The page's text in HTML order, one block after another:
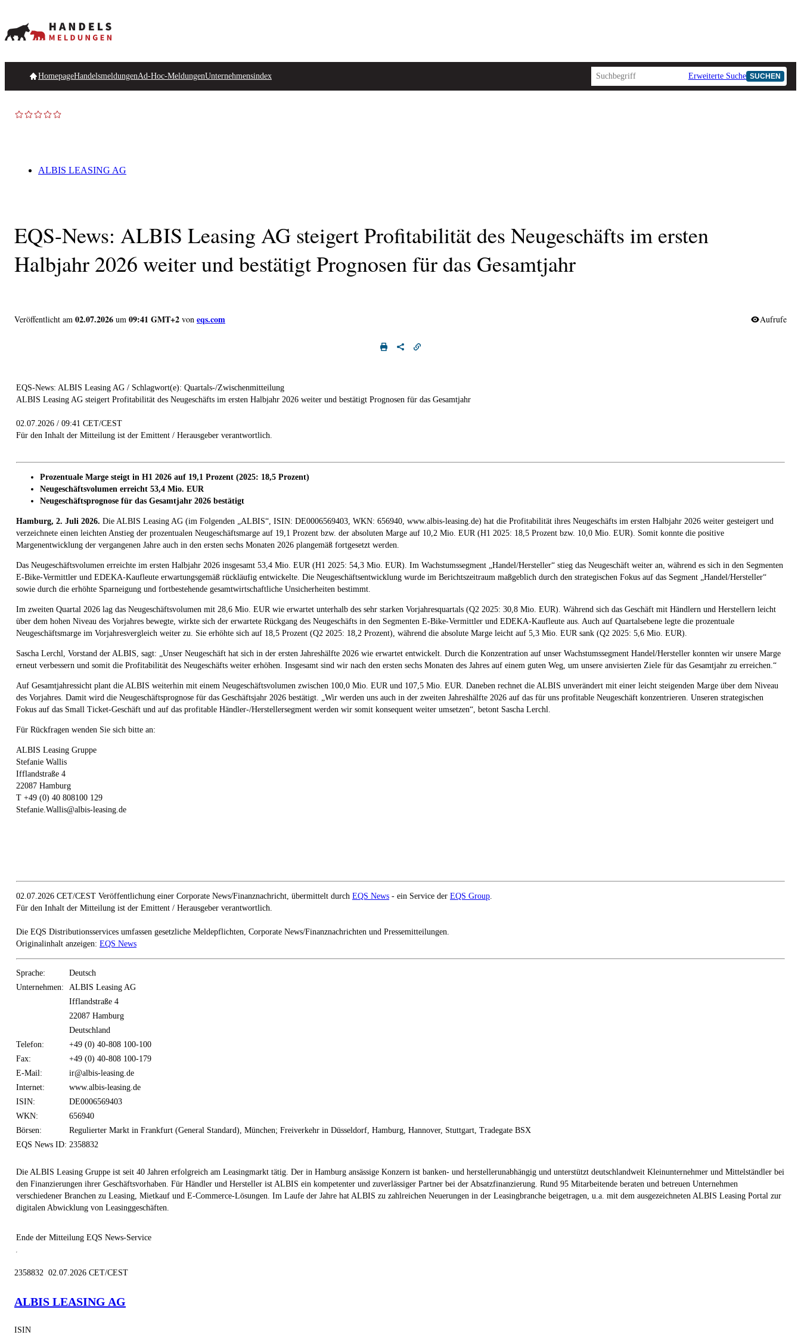
HomepageHandelsmeldungenAd-Hoc-MeldungenUnternehmensindex Erweiterte Suche SUCHEN
ALBIS LEASING AG
EQS-News: ALBIS Leasing AG steigert Profitabilität des Neugeschäfts im ersten
Halbjahr 2026 weiter und bestätigt Prognosen für das Gesamtjahr
Veröffentlicht am 02.07.2026 um 09:41 GMT+2 von eqs.com Aufrufe
EQS-News: ALBIS Leasing AG / Schlagwort(e): Quartals-/Zwischenmitteilung
ALBIS Leasing AG steigert Profitabilität des Neugeschäfts im ersten Halbjahr 2026 weiter und bestätigt Prognosen für das Gesamtjahr
02.07.2026 / 09:41 CET/CEST
Für den Inhalt der Mitteilung ist der Emittent / Herausgeber verantwortlich.
Prozentuale Marge steigt in H1 2026 auf 19,1 Prozent (2025: 18,5 Prozent)
Neugeschäftsvolumen erreicht 53,4 Mio. EUR
Neugeschäftsprognose für das Gesamtjahr 2026 bestätigt
Hamburg, 2. Juli 2026. Die ALBIS Leasing AG (im Folgenden „ALBIS“, ISIN: DE0006569403, WKN: 656940, www.albis-leasing.de) hat die Profitabilität ihres Neugeschäfts im ersten Halbjahr 2026 weiter gesteigert und
verzeichnete einen leichten Anstieg der prozentualen Neugeschäftsmarge auf 19,1 Prozent bzw. der absoluten Marge auf 10,2 Mio. EUR (H1 2025: 18,5 Prozent bzw. 10,0 Mio. EUR). Somit konnte die positive
Margenentwicklung der vergangenen Jahre auch in den ersten sechs Monaten 2026 plangemäß fortgesetzt werden.
Das Neugeschäftsvolumen erreichte im ersten Halbjahr 2026 insgesamt 53,4 Mio. EUR (H1 2025: 54,3 Mio. EUR). Im Wachstumssegment „Handel/Hersteller“ stieg das Neugeschäft weiter an, während es sich in den Segmenten
E-Bike-Vermittler und EDEKA-Kaufleute erwartungsgemäß rückläufig entwickelte. Die Neugeschäftsentwicklung wurde im Berichtszeitraum maßgeblich durch den strategischen Fokus auf das Segment „Handel/Hersteller“
sowie durch die erhöhte Sparneigung und fortbestehende gesamtwirtschaftliche Unsicherheiten bestimmt.
Im zweiten Quartal 2026 lag das Neugeschäftsvolumen mit 28,6 Mio. EUR wie erwartet unterhalb des sehr starken Vorjahresquartals (Q2 2025: 30,8 Mio. EUR). Während sich das Geschäft mit Händlern und Herstellern leicht
über dem hohen Niveau des Vorjahres bewegte, wirkte sich der erwartete Rückgang des Neugeschäfts in den Segmenten E-Bike-Vermittler und EDEKA-Kaufleute aus. Auch auf Quartalsebene legte die prozentuale
Neugeschäftsmarge im Vorjahresvergleich weiter zu. Sie erhöhte sich auf 18,5 Prozent (Q2 2025: 18,2 Prozent), während die absolute Marge leicht auf 5,3 Mio. EUR sank (Q2 2025: 5,6 Mio. EUR).
Sascha Lerchl, Vorstand der ALBIS, sagt: „Unser Neugeschäft hat sich in der ersten Jahreshälfte 2026 wie erwartet entwickelt. Durch die Konzentration auf unser Wachstumssegment Handel/Hersteller konnten wir unsere Marge
erneut verbessern und somit die Profitabilität des Neugeschäfts weiter erhöhen. Insgesamt sind wir nach den ersten sechs Monaten des Jahres auf einem guten Weg, um unsere anvisierten Ziele für das Gesamtjahr zu erreichen.“
Auf Gesamtjahressicht plant die ALBIS weiterhin mit einem Neugeschäftsvolumen zwischen 100,0 Mio. EUR und 107,5 Mio. EUR. Daneben rechnet die ALBIS unverändert mit einer leicht steigenden Marge über dem Niveau
des Vorjahres. Damit wird die Neugeschäftsprognose für das Geschäftsjahr 2026 bestätigt. „Wir werden uns auch in der zweiten Jahreshälfte 2026 auf das für uns profitable Neugeschäft konzentrieren. Unseren strategischen
Fokus auf das Small Ticket-Geschäft und auf das profitable Händler-/Herstellersegment werden wir somit konsequent weiter umsetzen“, betont Sascha Lerchl.
Für Rückfragen wenden Sie sich bitte an:
ALBIS Leasing Gruppe
Stefanie Wallis
Ifflandstraße 4
22087 Hamburg
T +49 (0) 40 808100 129
Stefanie.Wallis@albis-leasing.de
02.07.2026 CET/CEST Veröffentlichung einer Corporate News/Finanznachricht, übermittelt durch EQS News - ein Service der EQS Group
Für den Inhalt der Mitteilung ist der Emittent / Herausgeber verantwortlich.
Die EQS Distributionsservices umfassen gesetzliche Meldepflichten, Corporate News/Finanznachrichten und Pressemitteilungen.
Originalinhalt anzeigen: EQS News
Sprache:
Deutsch
Unternehmen:
ALBIS Leasing AG
Ifflandstraße 4
22087 Hamburg
Deutschland
Telefon:
+49 (0) 40-808 100-100
Fax:
+49 (0) 40-808 100-179
E-Mail:
ir@albis-leasing.de
Internet:
www.albis-leasing.de
ISIN:
DE0006569403
WKN:
656940
Börsen:
Regulierter Markt in Frankfurt (General Standard), München; Freiverkehr in Düsseldorf, Hamburg, Hannover, Stuttgart, Tradegate BSX
EQS News ID: 2358832
Die ALBIS Leasing Gruppe ist seit 40 Jahren erfolgreich am Leasingmarkt tätig. Der in Hamburg ansässige Konzern ist banken- und herstellerunabhängig und unterstützt deutschlandweit Kleinunternehmer und Mittelständler bei
den Finanzierungen ihrer Geschäftsvorhaben. Für Händler und Hersteller ist ALBIS ein kompetenter und zuverlässiger Partner bei der Absatzfinanzierung. Rund 95 Mitarbeitende beraten und betreuen Unternehmen
verschiedener Branchen zu Leasing, Mietkauf und E-Commerce-Lösungen. Im Laufe der Jahre hat ALBIS zu zahlreichen Neuerungen in der Leasingbranche beigetragen, u.a. mit dem ausgezeichneten ALBIS Leasing Portal zur
digitalen Abwicklung von Leasinggeschäften.
Ende der Mitteilung EQS News-Service
2358832 02.07.2026 CET/CEST
ALBIS LEASING AG
ISIN